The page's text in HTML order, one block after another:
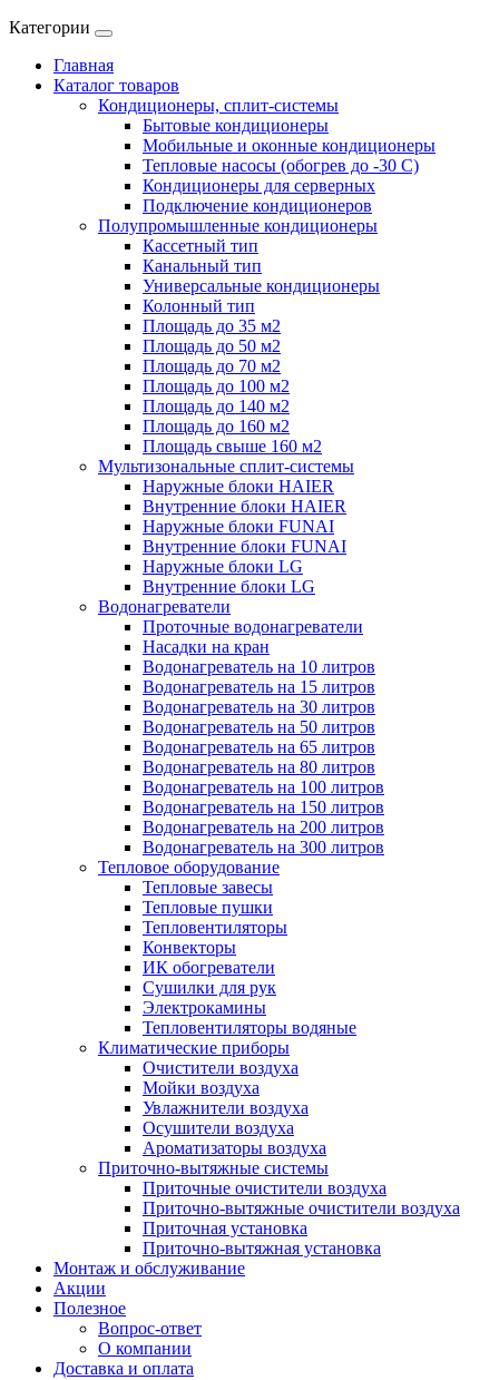
Категории
Главная
Каталог товаров
Кондиционеры, сплит-системы
Бытовые кондиционеры
Мобильные и оконные кондиционеры
Тепловые насосы (обогрев до -30 C)
Кондиционеры для серверных
Подключение кондиционеров
Полупромышленные кондиционеры
Кассетный тип
Канальный тип
Универсальные кондиционеры
Колонный тип
Площадь до 35 м2
Площадь до 50 м2
Площадь до 70 м2
Площадь до 100 м2
Площадь до 140 м2
Площадь до 160 м2
Площадь свыше 160 м2
Мультизональные сплит-системы
Наружные блоки HAIER
Внутренние блоки HAIER
Hаружные блоки FUNAI
Внутренние блоки FUNAI
Наружные блоки LG
Внутренние блоки LG
Водонагреватели
Проточные водонагреватели
Наcадки на кран
Водонагреватель на 10 литров
Водонагреватель на 15 литров
Водонагреватель на 30 литров
Водонагреватель на 50 литров
Водонагреватель на 65 литров
Водонагреватель на 80 литров
Водонагреватель на 100 литров
Водонагреватель на 150 литров
Водонагреватель на 200 литров
Водонагреватель на 300 литров
Тепловое оборудование
Тепловые завесы
Тепловые пушки
Тепловентиляторы
Конвекторы
ИК обогреватели
Сушилки для рук
Электрокамины
Тепловентиляторы водяные
Климатические приборы
Очистители воздуха
Мойки воздуха
Увлажнители воздуха
Осушители воздуха
Ароматизаторы воздуха
Приточно-вытяжные системы
Приточные очистители воздуха
Приточно-вытяжные очистители воздуха
Приточная установка
Приточно-вытяжная установка
Монтаж и обслуживание
Акции
Полезное
Вопрос-ответ
О компании
Доставка и оплата